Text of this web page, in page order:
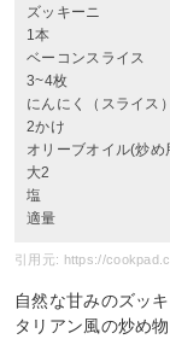
ズッキーニ
1本
ベーコンスライス
3~4枚
にんにく（スライス）
2かけ
オリーブオイル(炒め
大2
塩
適量
引用元: https://
自然な甘みのズッ
タリアン風の炒め